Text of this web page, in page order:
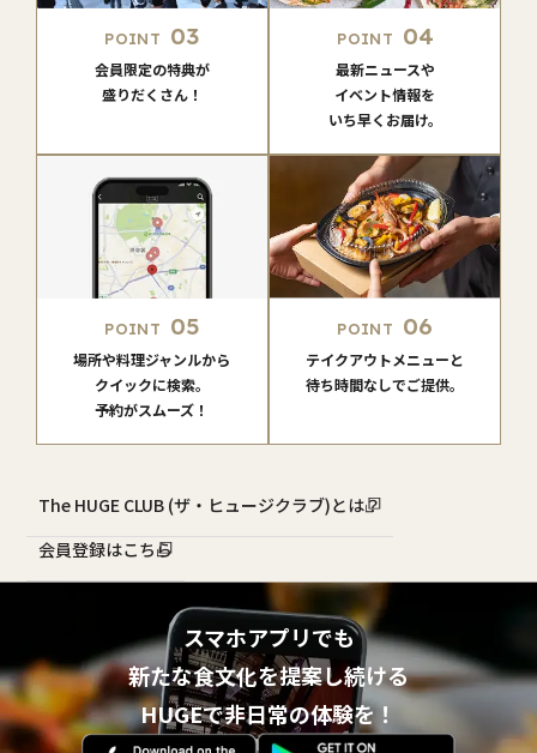
POINT 03
会員限定の特典が
盛りだくさん！
POINT 04
最新ニュースや
イベント情報を
いち早くお届け。
POINT 05
場所や料理ジャンルから
クイックに検索。
予約がスムーズ！
POINT 06
テイクアウトメニューと
待ち時間なしでご提供。
The HUGE CLUB (ザ・ヒュージクラブ)とは？
会員登録はこちら
スマホアプリでも
新たな食文化を提案し続ける
HUGEで非日常の体験を！